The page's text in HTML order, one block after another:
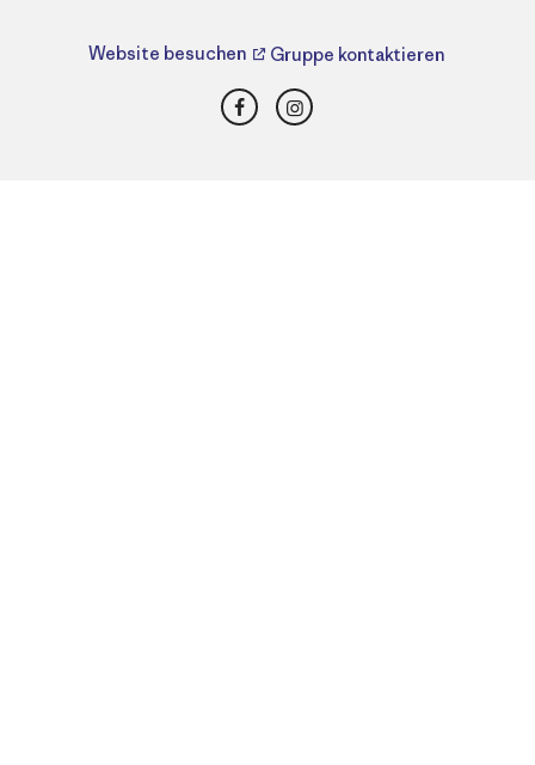
Website besuchen Gruppe kontaktieren
FacebookInstagram